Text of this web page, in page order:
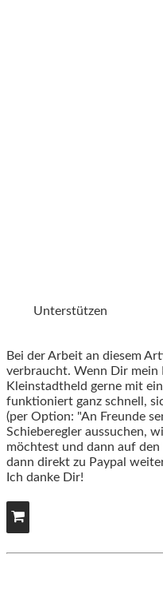
Unterstützen
Bei der Arbeit an diesem
verbraucht. Wenn Dir mein
Kleinstadtheld gerne mit
funktioniert ganz schnell,
(per Option: "An Freunde
Schieberegler aussuchen,
möchtest und dann auf
dann direkt zu Paypal
Ich danke Dir!